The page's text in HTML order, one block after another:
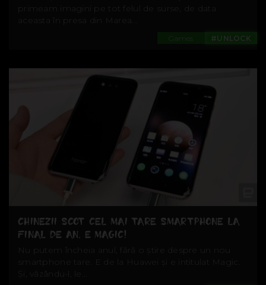
primeam imagini pe tot felul de surse, de data
aceasta în presa din Marea...
#UNLOCK
Games
CHINEZII SCOT CEL MAI TARE SMARTPHONE LA
FINAL DE AN. E MAGIC!
Nu putem încheia anul, fără o știre despre un nou
smartphone tare. E de la Huawei și e intitulat Magic.
Și, văzându-l, le...